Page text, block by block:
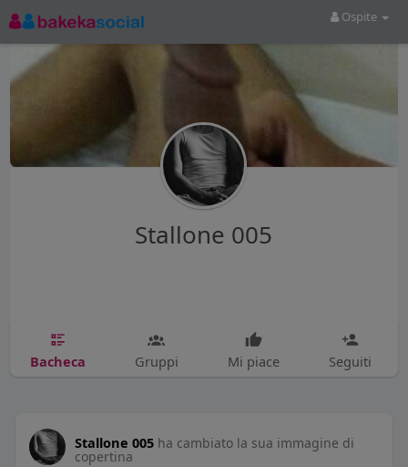
Ospite
Stallone 005
Bacheca Gruppi Mi piace Seguiti
Stallone 005 ha cambiato la sua immagine di
copertina